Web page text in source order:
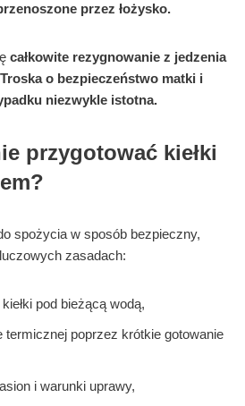
przez łożysko.
całkowite rezygnowanie z jedzenia
Troska o bezpieczeństwo matki i
niezwykle istotna.
przygotować kiełki
spożycia w sposób bezpieczny,
zasadach:
pod bieżącą wodą,
termicznej poprzez krótkie gotowanie
i warunki uprawy,